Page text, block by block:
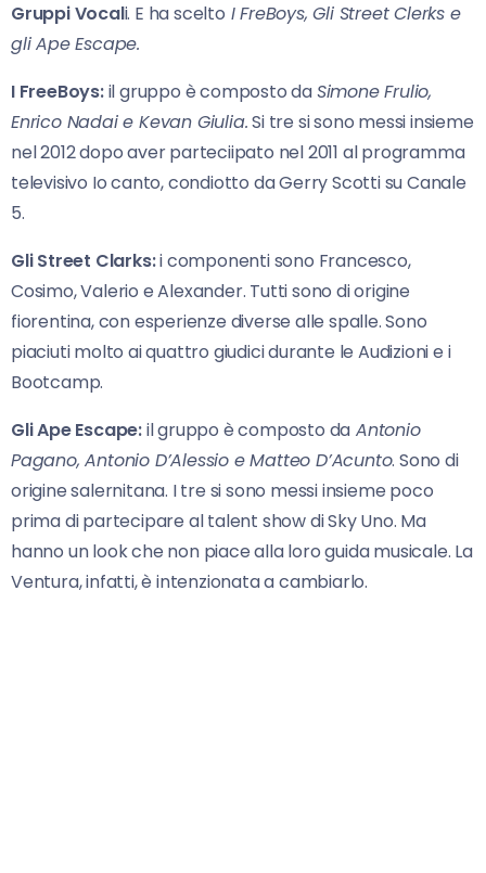
Gruppi Vocali. E ha scelto I FreBoys, Gli Street Clerks e
gli Ape Escape.
I FreeBoys:il gruppo è composto daSimone Frulio,
Enrico Nadai e Kevan Giulia.Si tre si sono messi insieme
nel 2012 dopo aver parteciipato nel 2011 al programma
televisivo Io canto, condiotto da Gerry Scotti su Canale
5.
Gli Street Clarks:i componenti sono Francesco,
Cosimo, Valerio e Alexander. Tutti sono di origine
fiorentina, con esperienze diverse alle spalle. Sono
piaciuti molto ai quattro giudici durante le Audizioni e i
Bootcamp.
Gli Ape Escape:il gruppo è composto da Antonio
Pagano, Antonio D’Alessio e Matteo D’Acunto. Sono di
origine salernitana. I tre si sono messi insieme poco
prima di partecipare al talent show di Sky Uno. Ma
hanno un look che non piace alla loro guida musicale. La
Ventura, infatti, è intenzionata a cambiarlo.